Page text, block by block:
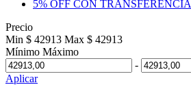
5% OFF CON TRANSFERENCIA
Precio
Min $ 42913 Max $ 42913
Mínimo Máximo
-
Aplicar